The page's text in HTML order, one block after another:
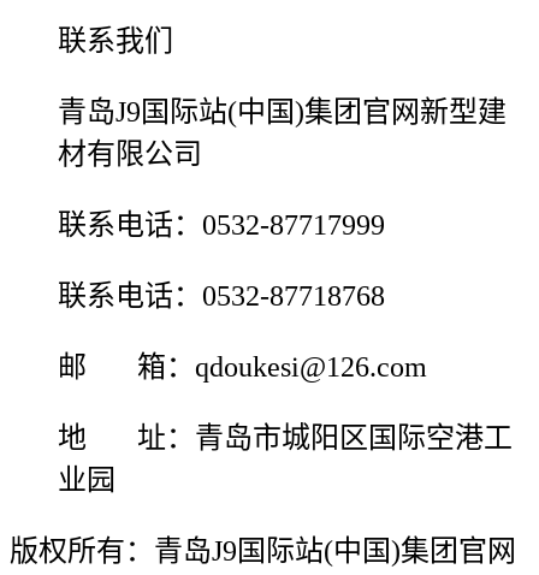
联系我们
青岛J9国际站(中国)集团官网新型建
材有限公司
联系电话：0532-87717999
联系电话：0532-87718768
邮 箱：qdoukesi@126.com
地 址：青岛市城阳区国际空港工
业园
版权所有：青岛J9国际站(中国)集团官网